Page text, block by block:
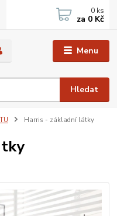
Menu
Hledat
0 ks
za 0 Kč
Harris - základní látky